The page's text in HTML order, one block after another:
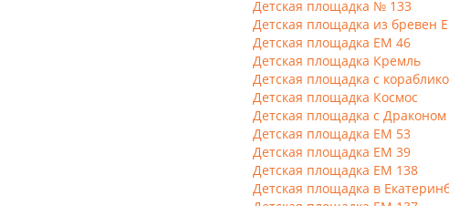
Детская площадка № 133
Детская площадка из бревен
Детская площадка ЕМ 46
Детская площадка Кремль
Детская площадка с
Детская площадка Космос
Детская площадка с Драконом
Детская площадка ЕМ 53
Детская площадка ЕМ 39
Детская площадка ЕМ 138
Детская площадка в